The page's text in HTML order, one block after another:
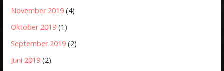
November 2019 (4)
Oktober 2019 (1)
September 2019 (2)
Juni 2019 (2)